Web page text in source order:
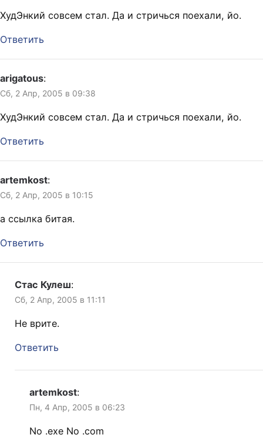
ХудЭнкий совсем стал. Да и стричься поехали, йо.
Ответить
arigatous:
Сб, 2 Апр, 2005 в 09:38
ХудЭнкий совсем стал. Да и стричься поехали, йо.
Ответить
artemkost:
Сб, 2 Апр, 2005 в 10:15
а ссылка битая.
Ответить
Стас Кулеш:
Сб, 2 Апр, 2005 в 11:11
Не врите.
Ответить
artemkost:
Пн, 4 Апр, 2005 в 06:23
No .exe No .com